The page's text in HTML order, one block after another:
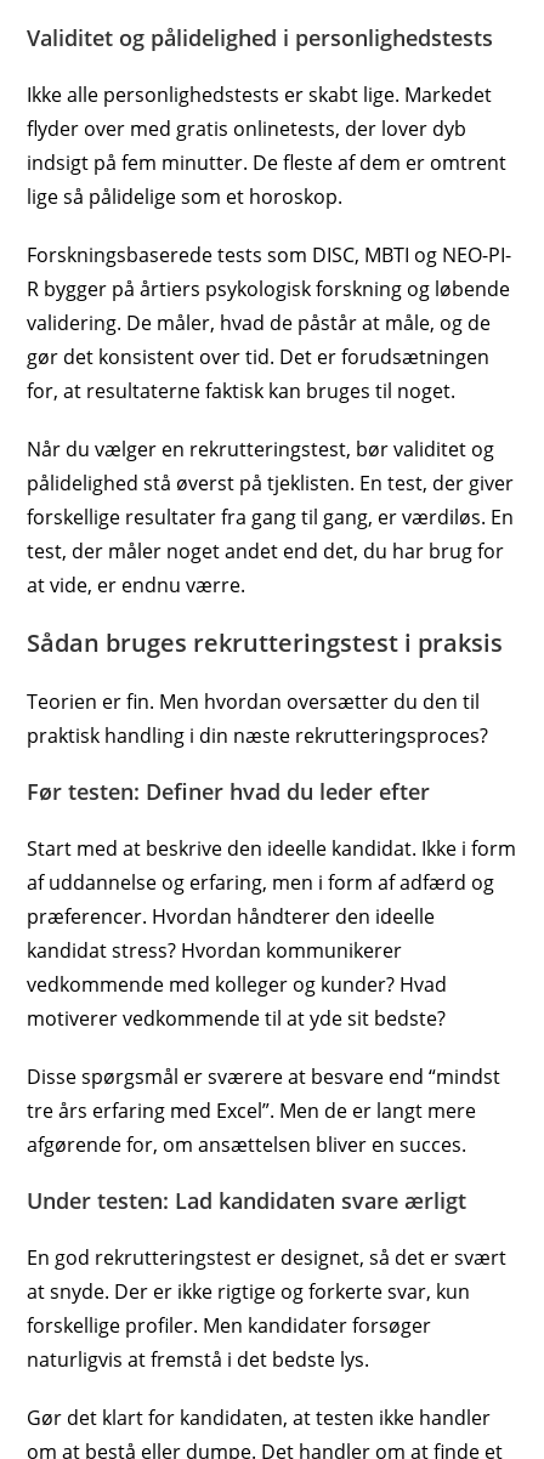
Validitet og pålidelighed i personlighedstests
Ikke alle personlighedstests er skabt lige. Markedet
flyder over med gratis onlinetests, der lover dyb
indsigt på fem minutter. De fleste af dem er omtrent
lige så pålidelige som et horoskop.
Forskningsbaserede tests som DISC, MBTI og NEO-PI-
R bygger på årtiers psykologisk forskning og løbende
validering. De måler, hvad de påstår at måle, og de
gør det konsistent over tid. Det er forudsætningen
for, at resultaterne faktisk kan bruges til noget.
Når du vælger en rekrutteringstest, bør validitet og
pålidelighed stå øverst på tjeklisten. En test, der giver
forskellige resultater fra gang til gang, er værdiløs. En
test, der måler noget andet end det, du har brug for
at vide, er endnu værre.
Sådan bruges rekrutteringstest i praksis
Teorien er fin. Men hvordan oversætter du den til
praktisk handling i din næste rekrutteringsproces?
Før testen: Definer hvad du leder efter
Start med at beskrive den ideelle kandidat. Ikke i form
af uddannelse og erfaring, men i form af adfærd og
præferencer. Hvordan håndterer den ideelle
kandidat stress? Hvordan kommunikerer
vedkommende med kolleger og kunder? Hvad
motiverer vedkommende til at yde sit bedste?
Disse spørgsmål er sværere at besvare end “mindst
tre års erfaring med Excel”. Men de er langt mere
afgørende for, om ansættelsen bliver en succes.
Under testen: Lad kandidaten svare ærligt
En god rekrutteringstest er designet, så det er svært
at snyde. Der er ikke rigtige og forkerte svar, kun
forskellige profiler. Men kandidater forsøger
naturligvis at fremstå i det bedste lys.
Gør det klart for kandidaten, at testen ikke handler
om at bestå eller dumpe. Det handler om at finde et